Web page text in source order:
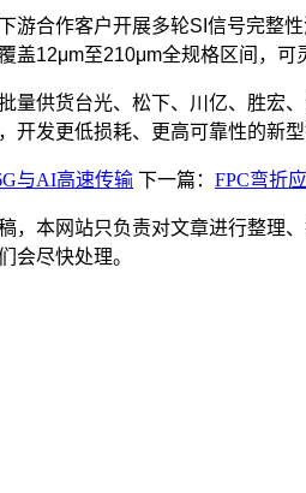
合作客户开展多轮SI信号完整
盖12μm至210μm全规格区间，可
供货台光、松下、川亿、胜宏
开发更低损耗、更高可靠性的新
与AI高速传输 下一篇： FPC弯折
，本网站只负责对文章进行整理
会尽快处理。